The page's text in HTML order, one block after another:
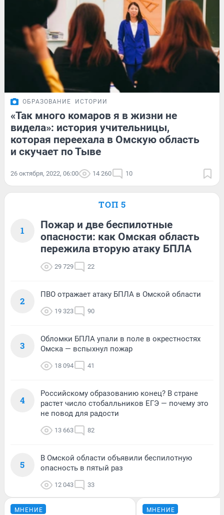
ОБРАЗОВАНИЕ ИСТОРИИ
«Так много комаров я в жизни не
видела»: история учительницы,
которая переехала в Омскую область
и скучает по Тыве
26 октября, 2022, 06:00 14 260 10
ТОП 5
1
Пожар и две беспилотные
опасности: как Омская область
пережила вторую атаку БПЛА
29 729 22
2
ПВО отражает атаку БПЛА в Омской области
19 323 90
3
Обломки БПЛА упали в поле в окрестностях
Омска — вспыхнул пожар
18 094 41
4
Российскому образованию конец? В стране
растет число стобалльников ЕГЭ — почему это
не повод для радости
13 663 82
5
В Омской области объявили беспилотную
опасность в пятый раз
12 043 33
МНЕНИЕ МНЕНИЕ